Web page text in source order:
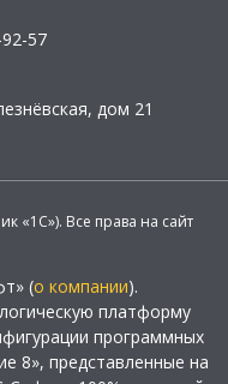
57
дом 21
«1С»). Все права на сайт
(о компании).
платформу
программных
8», представленные на